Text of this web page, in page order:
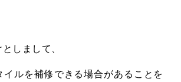
しまして、
イルを補修できる場合があることを